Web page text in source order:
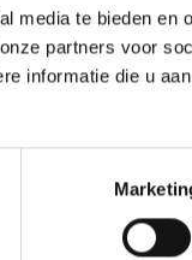
media te bieden en
partners voor
informatie die u